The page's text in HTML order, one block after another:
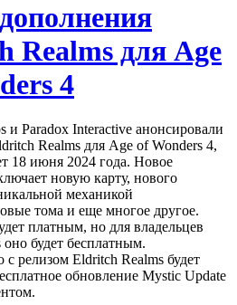
Realms для Age
4
и Paradox Interactive анонсировали
Realms для Age of Wonders 4,
18 июня 2024 года. Новое
новую карту, нового
механикой
тома и еще многое другое.
платным, но для владельцев
оно будет бесплатным.
релизом Eldritch Realms будет
обновление Mystic Update